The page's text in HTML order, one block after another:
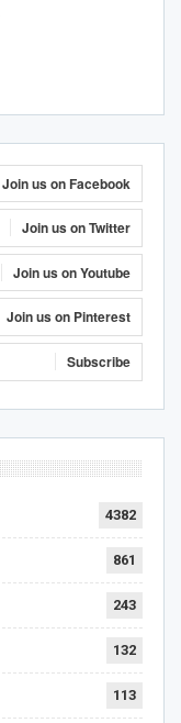
Join us on Facebook
Join us on Twitter
Join us on Youtube
Join us on Pinterest
Subscribe
4382
861
243
132
113